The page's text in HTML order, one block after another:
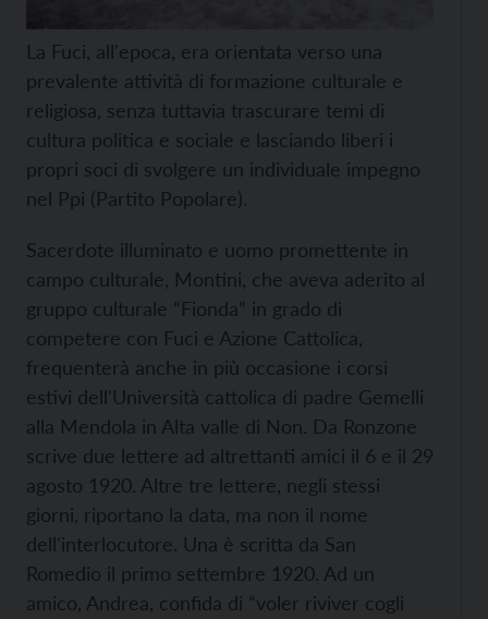
La Fuci, all'epoca, era orientata verso una
prevalente attività di formazione culturale e
religiosa, senza tuttavia trascurare temi di
cultura politica e sociale e lasciando liberi i
propri soci di svolgere un individuale impegno
nel Ppi (Partito Popolare).
Sacerdote illuminato e uomo promettente in
campo culturale, Montini, che aveva aderito al
gruppo culturale “Fionda” in grado di
competere con Fuci e Azione Cattolica,
frequenterà anche in più occasione i corsi
estivi dell'Università cattolica di padre Gemelli
alla Mendola in Alta valle di Non. Da Ronzone
scrive due lettere ad altrettanti amici il 6 e il 29
agosto 1920. Altre tre lettere, negli stessi
giorni, riportano la data, ma non il nome
dell'interlocutore. Una è scritta da San
Romedio il primo settembre 1920. Ad un
amico, Andrea, confida di “voler riviver cogli